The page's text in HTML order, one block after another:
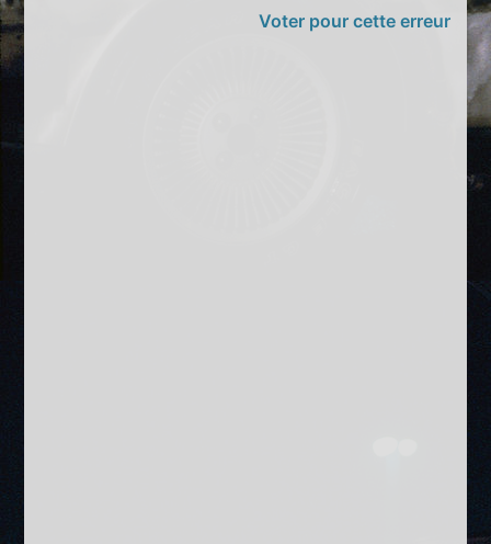
Voter pour cette erreur